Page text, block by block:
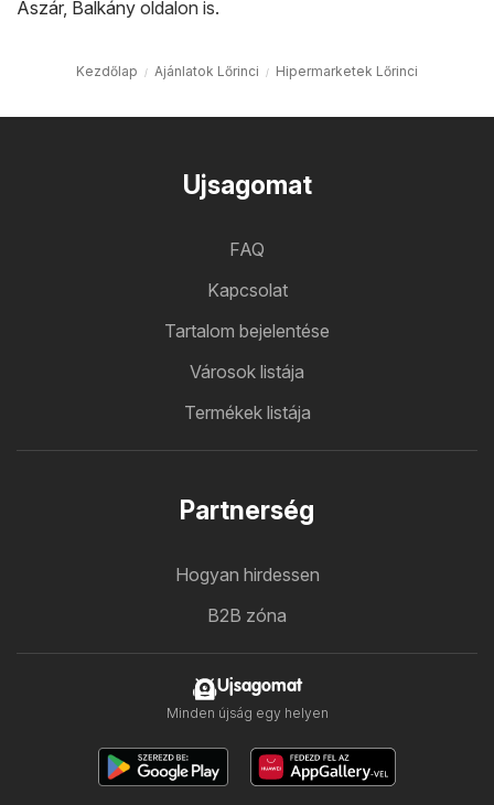
Ászár, Balkány oldalon is.
Kezdőlap Ajánlatok Lőrinci Hipermarketek Lőrinci
Ujsagomat
FAQ
Kapcsolat
Tartalom bejelentése
Városok listája
Termékek listája
Partnerség
Hogyan hirdessen
B2B zóna
Ujsagomat
Minden újság egy helyen